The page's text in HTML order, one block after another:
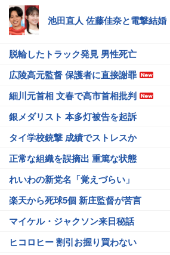
池田直人 佐藤佳奈と電撃結婚
脱輪したトラック発見 男性死亡
広陵高元監督 保護者に直接謝罪
細川元首相 文春で高市首相批判
銀メダリスト 本多灯被告を起訴
タイ学校銃撃 成績でストレスか
正常な組織を誤摘出 重篤な状態
れいわの新党名「覚えづらい」
楽天から死球5個 新庄監督が苦言
マイケル・ジャクソン来日秘話
ヒコロヒー 割引お握り買わない